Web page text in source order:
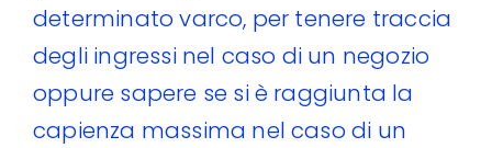
determinato varco, per tenere traccia
degli ingressi nel caso di un negozio
oppure sapere se si è raggiunta la
capienza massima nel caso di un